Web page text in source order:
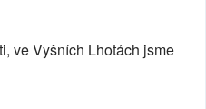
ve Vyšních Lhotách jsme